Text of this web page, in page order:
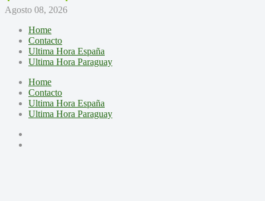
Agosto 08, 2026
Home
Contacto
Ultima Hora España
Ultima Hora Paraguay
Home
Contacto
Ultima Hora España
Ultima Hora Paraguay